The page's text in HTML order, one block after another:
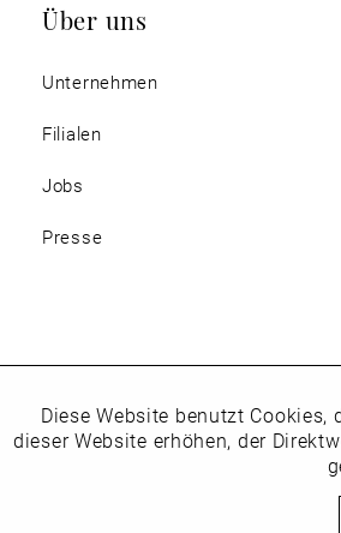
Über uns
Unternehmen
Filialen
Jobs
Presse
Funktionale
Diese Website benutzt
dieser Website erhöhen, der